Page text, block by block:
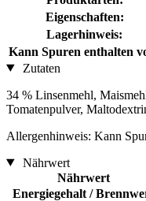
Eigenschaften:
Lagerhinweis:
Kann Spuren enthalten
Zutaten
34 % Linsenmehl,
Tomatenpulver,
Allergenhinweis: Kann
Nährwert
Nährwert
Energiegehalt /